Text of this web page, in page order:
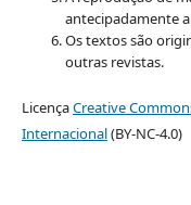
antecipadamente
Os textos são
outras revistas.
LicençaCreative
Internacional(BY-NC-4.0)